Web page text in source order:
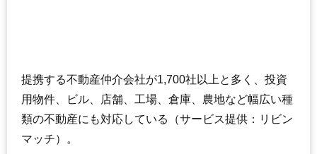
住所 千葉県船橋市宮本9丁目
交通 船橋競馬場駅（3分）、南船橋駅（11分）
相場 3,070万円～3,370万円
(56.9万円/㎡~62.4万円/㎡)
提携する不動産仲介会社が1,700社以上と多く、投資
用物件、ビル、店舗、工場、倉庫、農地など幅広い種
類の不動産にも対応している（サービス提供：リビン
マッチ）。